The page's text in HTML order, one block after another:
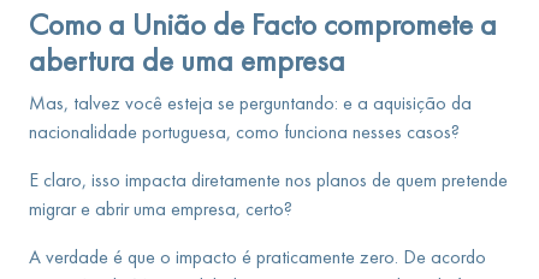
Como a União de Facto compromete a
abertura de uma empresa
Mas, talvez você esteja se perguntando: e a aquisição da
nacionalidade portuguesa, como funciona nesses casos?
E claro, isso impacta diretamente nos planos de quem pretende
migrar e abrir uma empresa, certo?
A verdade é que o impacto é praticamente zero. De acordo